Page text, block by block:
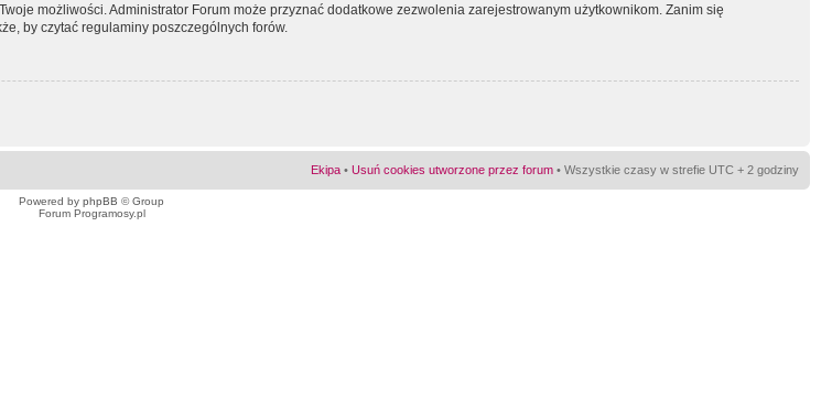
możliwości. Administrator Forum może przyznać dodatkowe zezwolenia zarejestrowanym użytkownikom. Zanim się
by czytać regulaminy poszczególnych forów.
Ekipa • Usuń cookies utworzone przez forum • Wszystkie czasy w strefie UTC + 2 godziny
Powered by phpBB © Group
Forum Programosy.pl